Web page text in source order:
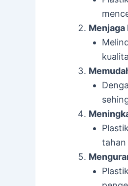
Menjaga
tahan